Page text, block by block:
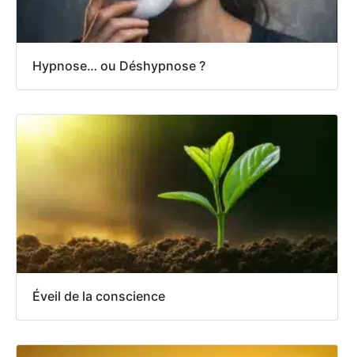
Hypnose… ou Déshypnose ?
Éveil de la conscience